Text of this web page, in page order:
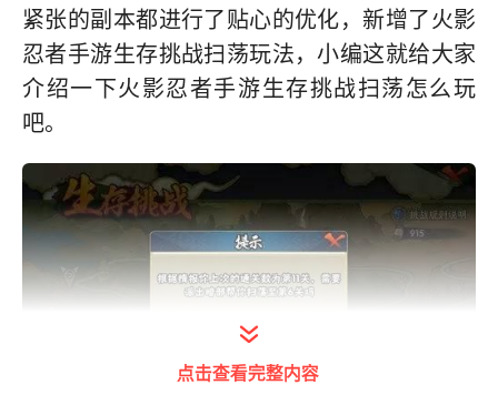
紧张的副本都进行了贴心的优化，新增了火影
忍者手游生存挑战扫荡玩法，小编这就给大家
介绍一下火影忍者手游生存挑战扫荡怎么玩
吧。
点击查看完整内容